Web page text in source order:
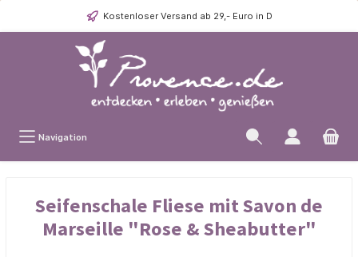
Kostenloser Versand ab 29,- Euro in D
Navigation
Seifenschale Fliese mit Savon de
Marseille "Rose & Sheabutter"